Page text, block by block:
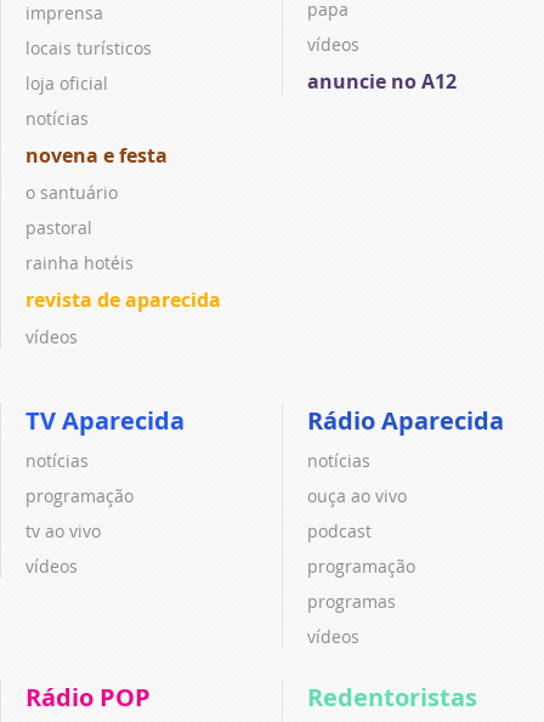
imprensa
locais turísticos
loja oficial
notícias
novena e festa
o santuário
pastoral
rainha hotéis
revista de aparecida
vídeos
papa
vídeos
anuncie no A12
TV Aparecida
notícias
programação
tv ao vivo
vídeos
Rádio Aparecida
notícias
ouça ao vivo
podcast
programação
programas
vídeos
Rádio POP Redentoristas